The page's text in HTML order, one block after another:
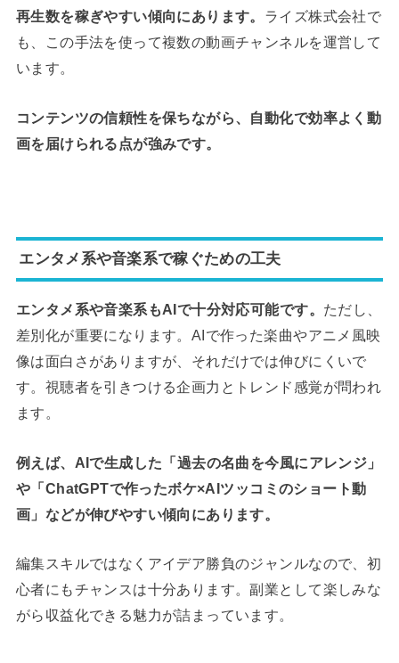
再生数を稼ぎやすい傾向にあります。 ライズ株式会社で
も、この手法を使って複数の動画チャンネルを運営して
います。
コンテンツの信頼性を保ちながら、自動化で効率よく動
画を届けられる点が強みです。
エンタメ系や音楽系で稼ぐための工夫
エンタメ系や音楽系もAIで十分対応可能です。 ただし、
差別化が重要になります。AIで作った楽曲やアニメ風映
像は面白さがありますが、それだけでは伸びにくいで
す。視聴者を引きつける企画力とトレンド感覚が問われ
ます。
例えば、AIで生成した「過去の名曲を今風にアレンジ」
や「ChatGPTで作ったボケ×AIツッコミのショート動
画」などが伸びやすい傾向にあります。
編集スキルではなくアイデア勝負のジャンルなので、初
心者にもチャンスは十分あります。副業として楽しみな
がら収益化できる魅力が詰まっています。